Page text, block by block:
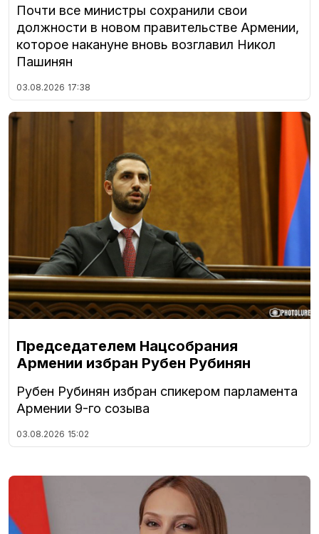
Почти все министры сохранили свои
должности в новом правительстве Армении,
которое накануне вновь возглавил Никол
Пашинян
03.08.2026 17:38
Председателем Нацсобрания
Армении избран Рубен Рубинян
Рубен Рубинян избран спикером парламента
Армении 9-го созыва
03.08.2026 15:02